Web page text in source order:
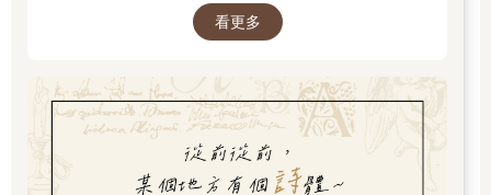
這個很懂什麼是尷尬，也很喜歡看別人尷尬，然後逗人開心的男
頭，跟他在這裡第一個認識，並相處十分鐘以上的人有關。
而皓子正好就是那個十分鐘以上的人。
看更多